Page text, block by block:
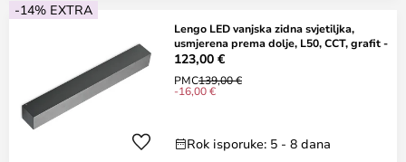
-14% EXTRA
Lengo LED vanjska zidna svjetiljka,
usmjerena prema dolje, L50, CCT, grafit -
123,00 €
PMC139,00 €
-16,00 €
Rok isporuke: 5 - 8 dana